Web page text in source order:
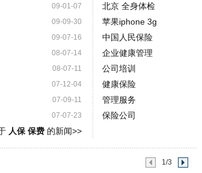
09-01-07
09-09-30
09-07-16
08-07-14
08-07-11
07-12-04
07-09-11
07-07-23
人保 保费的新闻>>
北京 全身体检
苹果iphone 3g
中国人民保险
企业健康管理
公司培训
健康保险
管理服务
保险公司
1/3